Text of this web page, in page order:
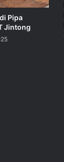
Pipa
Jintong